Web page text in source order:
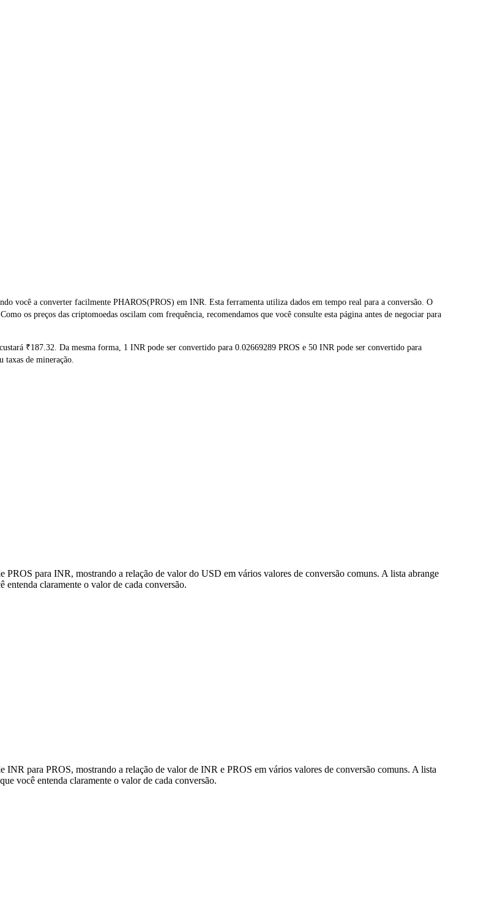
você a converter facilmente PHAROS(PROS) em INR. Esta ferramenta utiliza dados em tempo real para a conversão. O
os preços das criptomoedas oscilam com frequência, recomendamos que você consulte esta página antes de negociar para
₹187.32. Da mesma forma, 1 INR pode ser convertido para 0.02669289 PROS e 50 INR pode ser convertido para
taxas de mineração.
PROS para INR, mostrando a relação de valor do USD em vários valores de conversão comuns. A lista abrange
claramente o valor de cada conversão.
INR para PROS, mostrando a relação de valor de INR e PROS em vários valores de conversão comuns. A lista
você entenda claramente o valor de cada conversão.